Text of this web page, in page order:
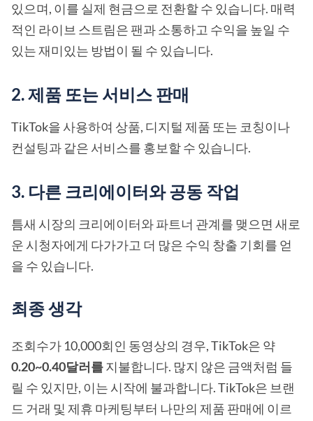
있으며, 이를 실제 현금으로 전환할 수 있습니다. 매력
적인 라이브 스트림은 팬과 소통하고 수익을 높일 수
있는 재미있는 방법이 될 수 있습니다.
2. 제품 또는 서비스 판매
TikTok을 사용하여 상품, 디지털 제품 또는 코칭이나
컨설팅과 같은 서비스를 홍보할 수 있습니다.
3. 다른 크리에이터와 공동 작업
틈새 시장의 크리에이터와 파트너 관계를 맺으면 새로
운 시청자에게 다가가고 더 많은 수익 창출 기회를 얻
을 수 있습니다.
최종 생각
조회수가 10,000회인 동영상의 경우, TikTok은 약
0.20~0.40달러를지불합니다. 많지 않은 금액처럼 들
릴 수 있지만, 이는 시작에 불과합니다. TikTok은 브랜
드 거래 및 제휴 마케팅부터 나만의 제품 판매에 이르